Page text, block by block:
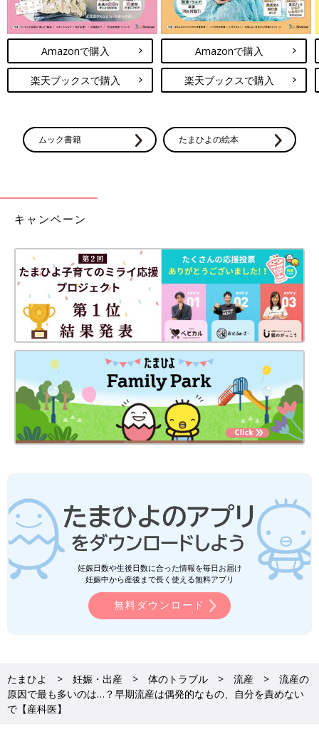
Amazonで購入
楽天ブックスで購入
Amazonで購入
楽天ブックスで購入
ムック書籍 たまひよの絵本
キャンペーン
妊娠日数や生後日数に合った情報を毎日お届け
妊娠中から産後まで長く使える無料アプリ
無料ダウンロード
たまひよ 妊娠・出産 体のトラブル 流産
流産の
原因で最も多いのは…？早期流産は偶発的なもの、自分を責めない
で【産科医】